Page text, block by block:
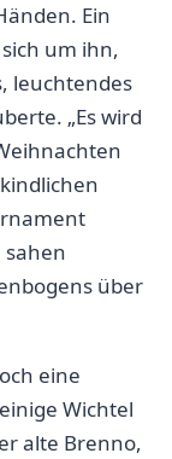
Ein
um ihn,
leuchtendes
„Es wird
sahen⁤
über
eine
Wichtel
alte Brenno,